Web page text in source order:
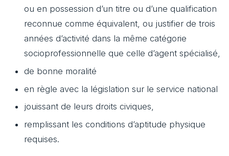
ou en possession d’un titre ou d’une qualification
reconnue comme équivalent, ou justifier de trois
années d’activité dans la même catégorie
socioprofessionnelle que celle d’agent spécialisé,
de bonne moralité
en règle avec la législation sur le service national
jouissant de leurs droits civiques,
remplissant les conditions d’aptitude physique
requises.